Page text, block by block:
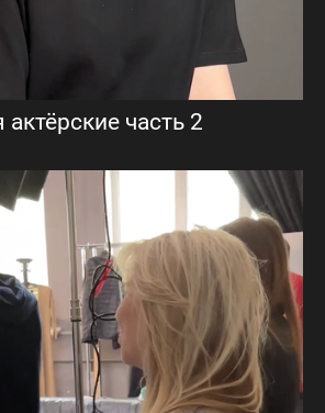
актёрские часть 2